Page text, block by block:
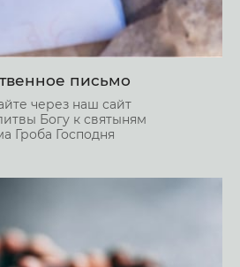
письмо
через наш сайт
Богу к святыням
Гроба Господня